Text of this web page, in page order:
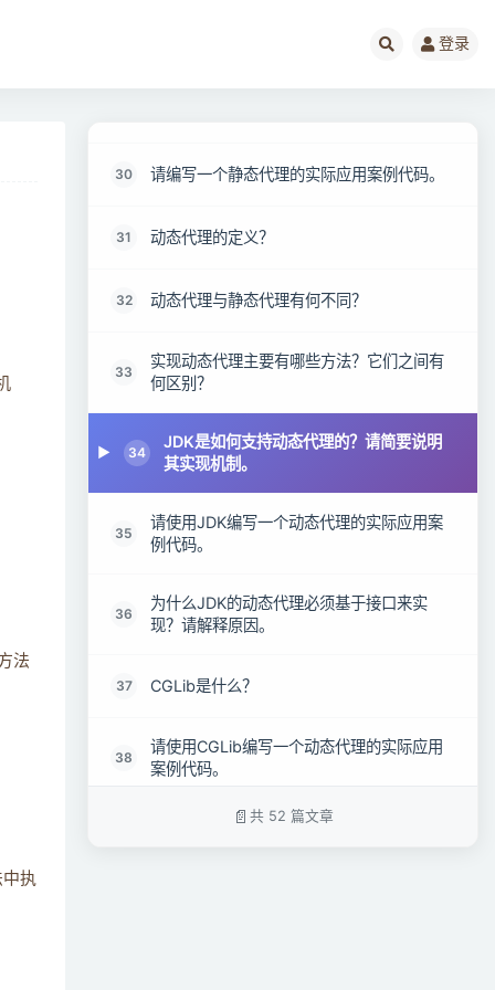
登录
法
中执
30 请编写一个静态代理的实际应用案例代码。
31 动态代理的定义？
32 动态代理与静态代理有何不同？
33
实现动态代理主要有哪些方法？它们之间有
何区别？
34
JDK是如何支持动态代理的？请简要说明
其实现机制。
35
请使用JDK编写一个动态代理的实际应用案
例代码。
36
为什么JDK的动态代理必须基于接口来实
现？请解释原因。
37 CGLib是什么？
38
请使用CGLib编写一个动态代理的实际应用
案例代码。
观察者模式的基本定义是什么？
共 52 篇文章